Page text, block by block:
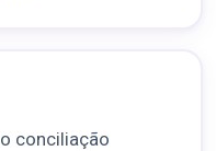
conciliação